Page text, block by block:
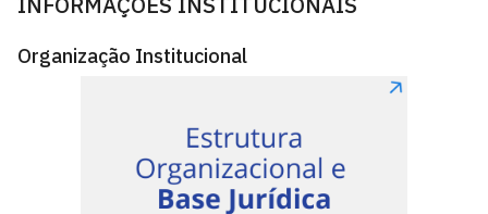
Organização Institucional